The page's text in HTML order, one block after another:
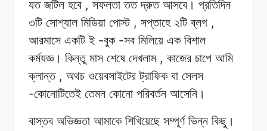
যত জটিল হবে , সফলতা তত দ্রুত আসবে। প্রতিদিন
৩টি সোশ্যাল মিডিয়া পোস্ট, সপ্তাহে ২টি ব্লগ ,
আরমাসে একটি ই-বুক-সব মিলিয়ে এক বিশাল
কর্মযজ্ঞ। কিন্তু মাস শেষে দেখলাম, কাজের চাপে আমি
ক্লান্ত, অথচ ওয়েবসাইটের ট্রাফিক বা সেলস
-কোনোটিতেই তেমন কোনো পরিবর্তন আসেনি।
বাস্তব অভিজ্ঞতা আমাকে শিখিয়েছে সম্পূর্ণ ভিন্ন কিছু।